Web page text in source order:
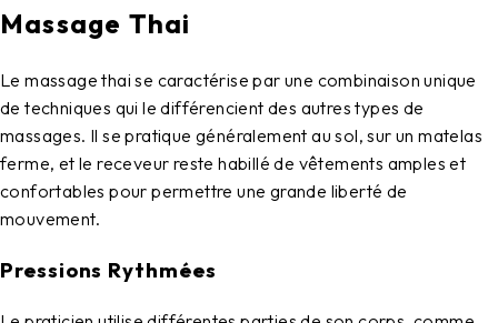
Massage Thai
Lemassage thai se caractérise par une combinaison unique
de techniques qui le différencient des autres types de
massages. Il se pratique généralement au sol, sur un matelas
ferme, et le receveur reste habillé de vêtements amples et
confortables pour permettre une grande liberté de
mouvement.
Pressions Rythmées